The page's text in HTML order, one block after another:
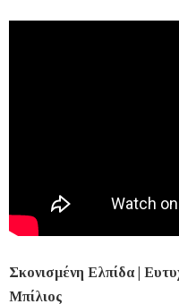
Σκονισμένη Ελπίδα |
Μπίλιος